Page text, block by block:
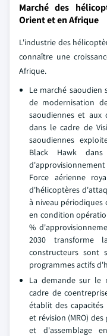
Marché des
Orient et en Afrique
L'industrie des
connaître une
Afrique.
Le marché saoudien
de modernisation
saoudiennes et aux
dans le cadre de
saoudiennes
Black Hawk
Force aérienne
d'hélicoptères
à niveau périodiques
en condition
%
2030 transforme
constructeurs sont
programmes actifs
La demande sur le
cadre de
établit des
et révision (MRO)
et d'assemblage